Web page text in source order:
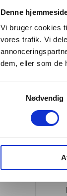
Denne
Vi bruger cookies
vores trafik. Vi
dem, eller som de
Nødvendig
På lager